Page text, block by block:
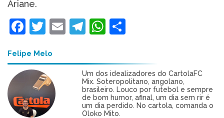
Ariane.
Facebook
Twitter
EmailTelegram
WhatsApp
Felipe Melo
Um dos idealizadores do CartolaFC
Mix. Soteropolitano, angolano,
brasileiro. Louco por futebol e sempre
de bom humor, afinal, um dia sem rir é
um dia perdido. No cartola, comanda o
Oloko Mito.